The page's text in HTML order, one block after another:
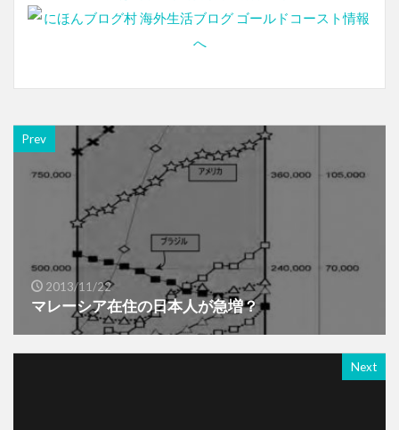
Prev
2013/11/22
マレーシア在住の日本人が急増？
Next